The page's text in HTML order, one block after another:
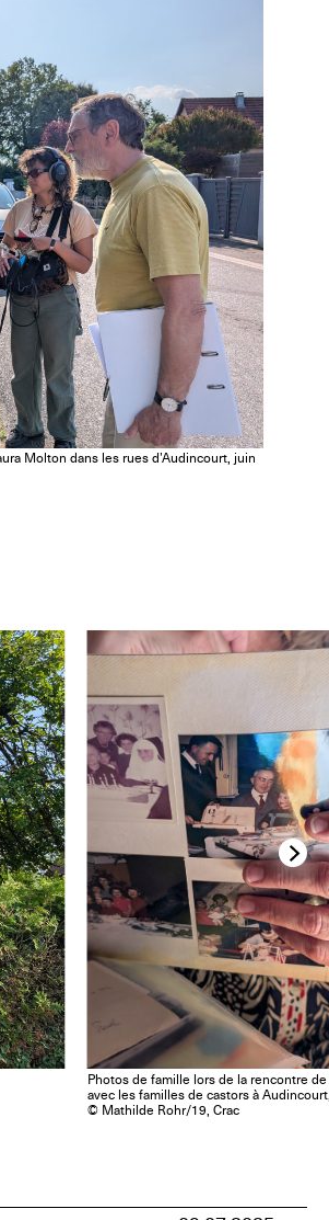
Molton dans les rues d’Audincourt, juin
Photos de famille lors de la rencontre
avec les familles de castors à
© Mathilde Rohr/19, Crac